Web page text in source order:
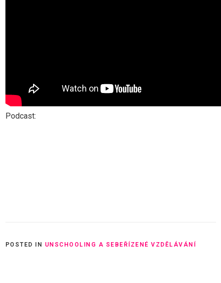
Podcast:
POSTED IN UNSCHOOLING A SEBEŘÍZENÉ VZDĚLÁVÁNÍ